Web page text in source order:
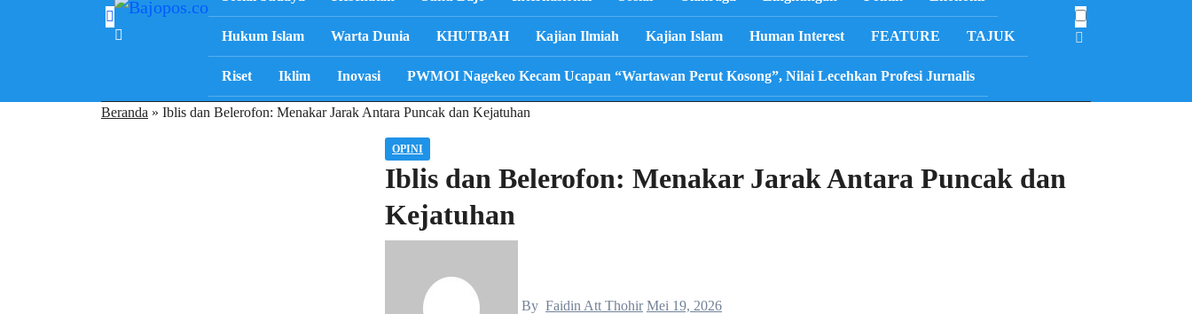
Hukum Islam Warta Dunia KHUTBAH Kajian Ilmiah Kajian Islam Human Interest FEATURE TAJUK
Riset Iklim Inovasi PWMOI Nagekeo Kecam Ucapan “Wartawan Perut Kosong”, Nilai Lecehkan Profesi Jurnalis
Beranda » Iblis dan Belerofon: Menakar Jarak Antara Puncak dan Kejatuhan
OPINI
Iblis dan Belerofon: Menakar Jarak Antara Puncak dan
Kejatuhan
By Faidin Att Thohir Mei 19, 2026